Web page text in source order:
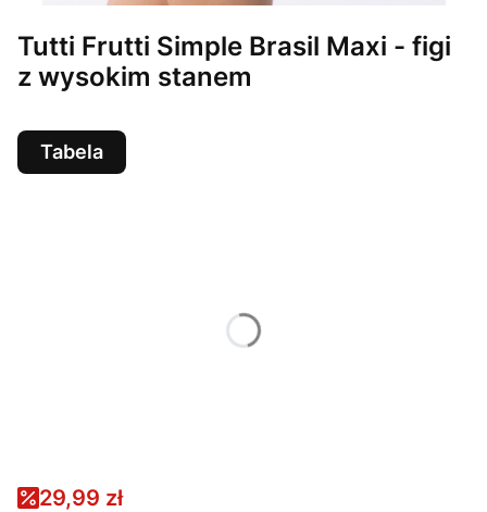
Tutti Frutti Simple Brasil Maxi - figi
z wysokim stanem
Tabela
29,99 zł